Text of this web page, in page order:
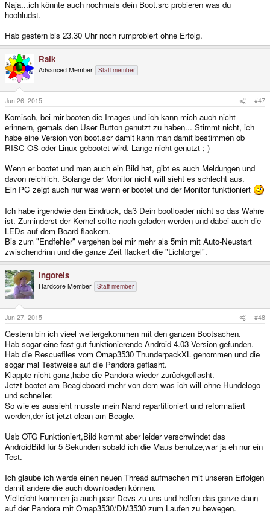
Naja...ich könnte auch nochmals dein Boot.src probieren was du
hochludst.
Hab gestern bis 23.30 Uhr noch rumprobiert ohne Erfolg.
Raik
Advanced Member Staff member
Jun 26, 2015 #47
Komisch, bei mir booten die Images und ich kann mich auch nicht
erinnern, gemals den User Button genutzt zu haben... Stimmt nicht, ich
habe eine Version von boot.scr damit kann man damit bestimmen ob
RISC OS oder Linux gebootet wird. Lange nicht genutzt ;-)
Wenn er bootet und man auch ein Bild hat, gibt es auch Meldungen und
davon reichlich. Solange der Monitor nicht will sieht es schlecht aus.
Ein PC zeigt auch nur was wenn er bootet und der Monitor funktioniert
Ich habe irgendwie den Eindruck, daß Dein bootloader nicht so das Wahre
ist. Zuminderst der Kernel sollte noch geladen werden und dabei auch die
LEDs auf dem Board flackern.
Bis zum "Endfehler" vergehen bei mir mehr als 5min mit Auto-Neustart
zwischendrinn und die ganze Zeit flackert die "Lichtorgel".
ingoreis
Hardcore Member Staff member
Jun 27, 2015 #48
Gestern bin ich vieel weitergekommen mit den ganzen Bootsachen.
Hab sogar eine fast gut funktionierende Android 4.03 Version gefunden.
Hab die Rescuefiles vom Omap3530 ThunderpackXL genommen und die
sogar mal Testweise auf die Pandora geflasht.
Klappte nicht ganz,habe die Pandora wieder zurückgeflasht.
Jetzt bootet am Beagleboard mehr von dem was ich will ohne Hundelogo
und schneller.
So wie es aussieht musste mein Nand repartitioniert und reformatiert
werden,der ist jetzt clean am Beagle.
Usb OTG Funktioniert,Bild kommt aber leider verschwindet das
AndroidBild für 5 Sekunden sobald ich die Maus benutze,war ja eh nur ein
Test.
Ich glaube ich werde einen neuen Thread aufmachen mit unseren Erfolgen
damit andere die auch downloaden können.
Vielleicht kommen ja auch paar Devs zu uns und helfen das ganze dann
auf der Pandora mit Omap3530/DM3530 zum Laufen zu bewegen.